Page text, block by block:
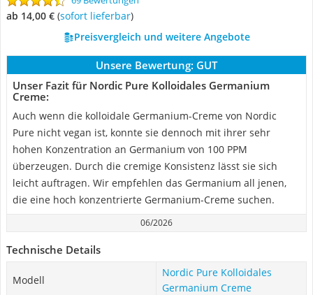
ab 14,00 € ( Sofort lieferbar)
Preisvergleich und weitere Angebote
Unsere Bewertung: GUT
Unser Fazit für Nordic Pure Kolloidales Germanium
Creme:
Auch wenn die kolloidale Germanium-Creme von Nordic
Pure nicht vegan ist, konnte sie dennoch mit ihrer sehr
hohen Konzentration an Germanium von 100 PPM
überzeugen. Durch die cremige Konsistenz lässt sie sich
leicht auftragen. Wir empfehlen das Germanium all jenen,
die eine hoch konzentrierte Germanium-Creme suchen.
06/2026
Technische Details
Modell
Nordic Pure Kolloidales
Germanium Creme